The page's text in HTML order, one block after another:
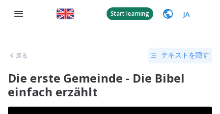
Start learning JA
戻る テキストを隠す
Die erste Gemeinde - Die Bibel
einfach erzählt